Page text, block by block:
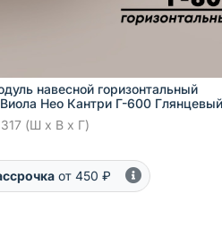
навесной горизонтальный
Нео Кантри Г-600 Глянцевый
(Ш x В x Г)
от 450 ₽